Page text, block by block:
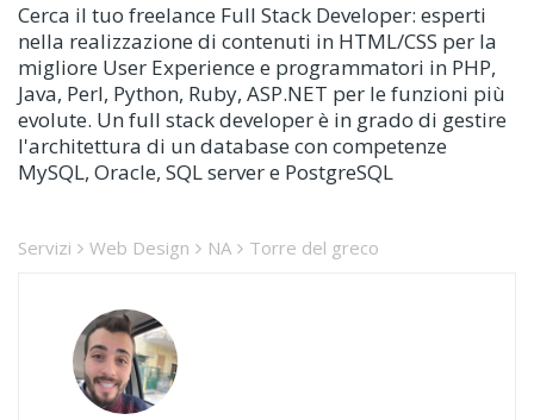
Cerca il tuo freelance Full Stack Developer: esperti
nella realizzazione di contenuti in HTML/CSS per la
migliore User Experience e programmatori in PHP,
Java, Perl, Python, Ruby, ASP.NET per le funzioni più
evolute. Un full stack developer è in grado di gestire
l'architettura di un database con competenze
MySQL, Oracle, SQL server e PostgreSQL
Servizi Web Design NA Torre del greco